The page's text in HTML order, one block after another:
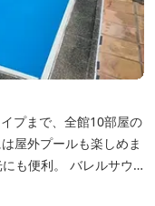
プまで、全館10部屋の
屋外プールも楽しめま
も便利。 バレルサウ